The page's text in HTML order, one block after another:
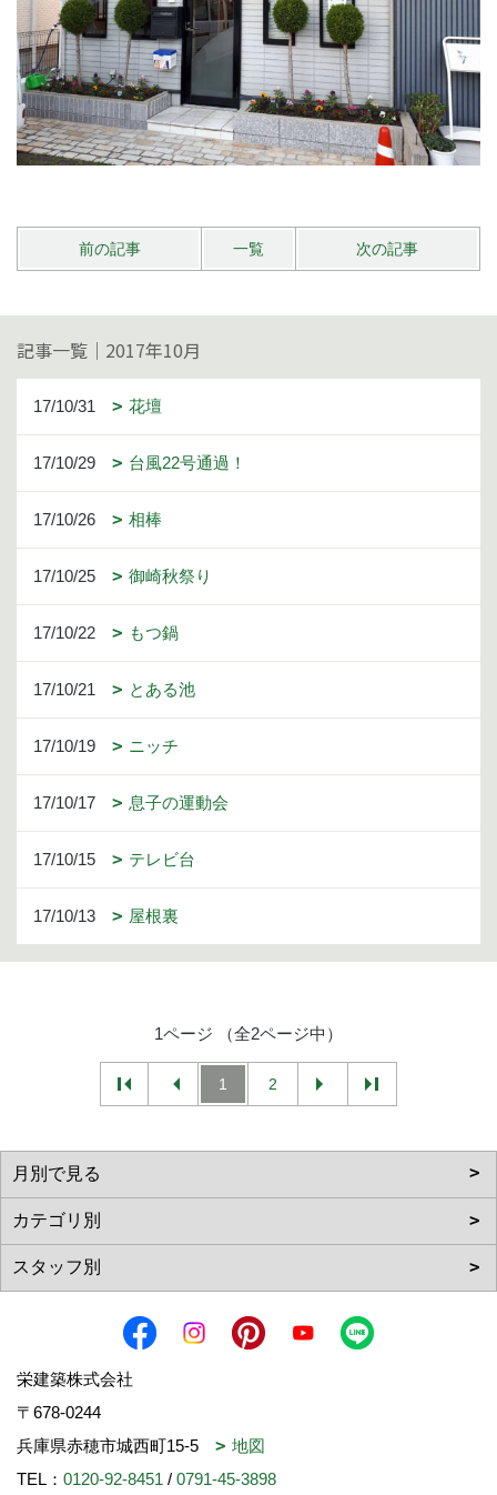
前の記事 一覧 次の記事
記事一覧｜2017年10月
17/10/31 花壇
17/10/29 台風22号通過！
17/10/26 相棒
17/10/25 御崎秋祭り
17/10/22 もつ鍋
17/10/21 とある池
17/10/19 ニッチ
17/10/17 息子の運動会
17/10/15 テレビ台
17/10/13 屋根裏
1ページ （全2ページ中）
1 2
栄建築株式会社
〒678-0244
兵庫県赤穂市城西町15-5
地図
TEL： 0120-92-8451 / 0791-45-3898